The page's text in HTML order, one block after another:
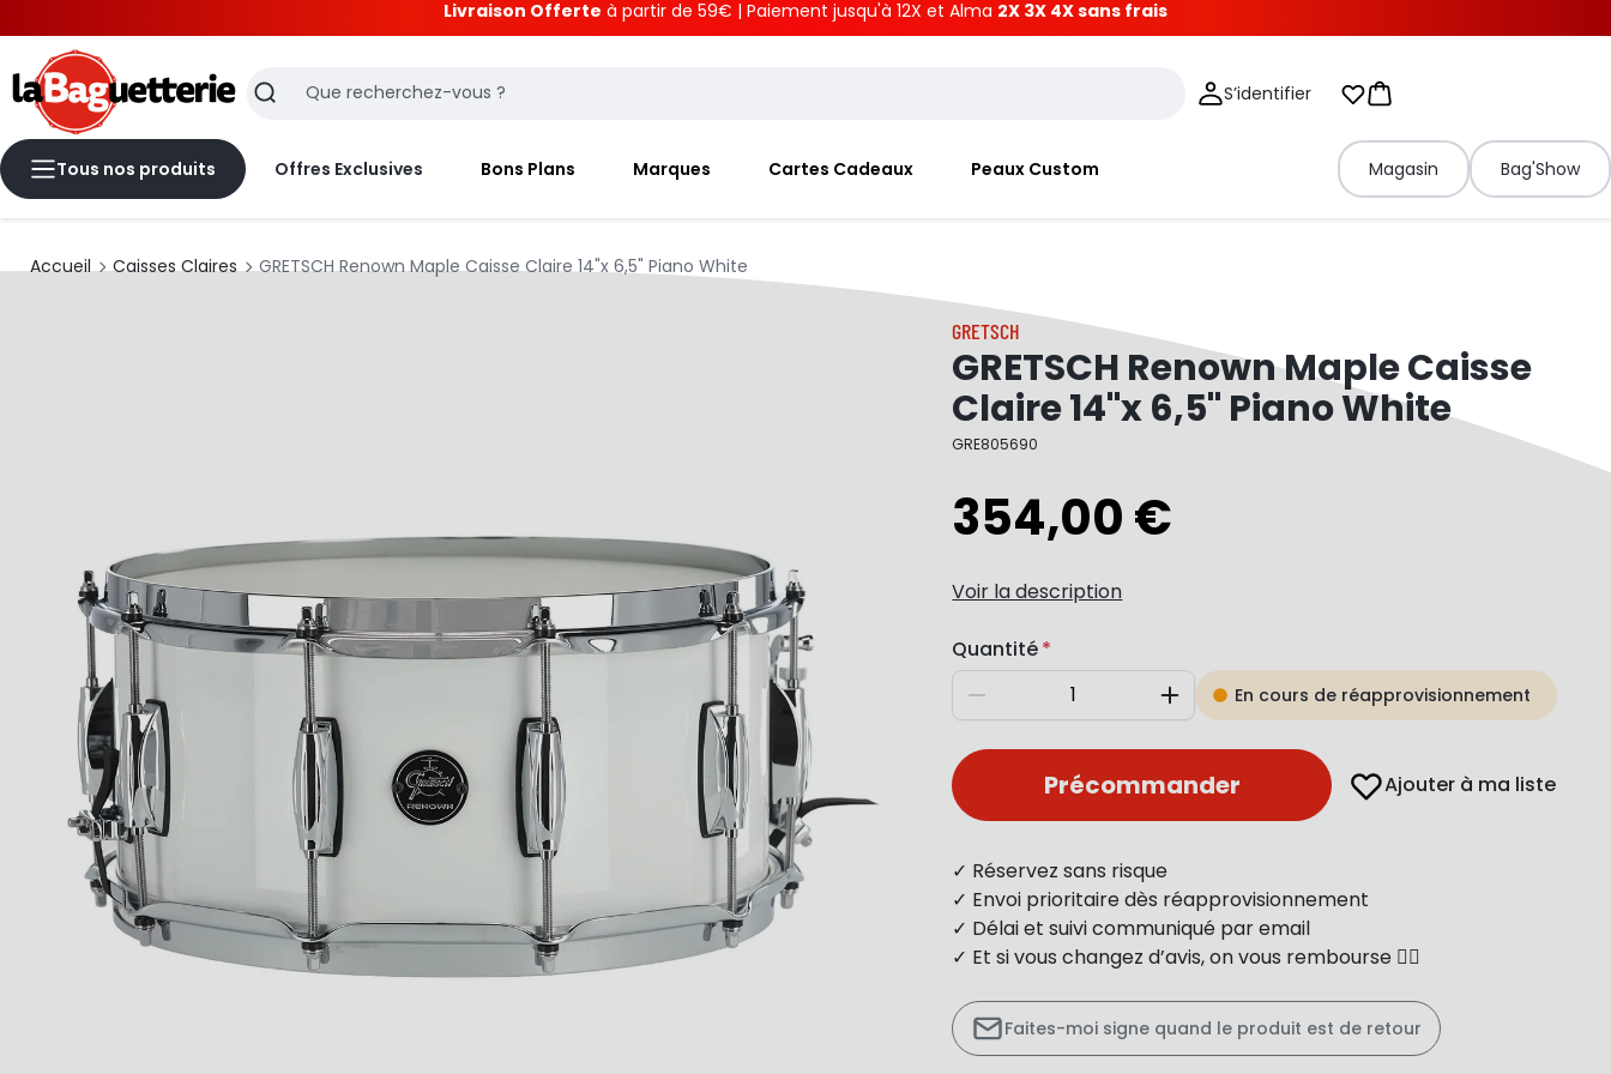
Livraison Offerte à partir de 59€ | Paiement jusqu'à 12X et Alma 2X 3X 4X sans frais
Recherche S’identifier Mes listes d'envies
Panier
Tous nos produits Offres Exclusives Bons Plans Marques Cartes Cadeaux Peaux Custom Magasin Bag'Show
Accueil Caisses Claires GRETSCH Renown Maple Caisse Claire 14"x 6,5" Piano White
GRETSCH
GRETSCH Renown Maple Caisse
Claire 14"x 6,5" Piano White
GRE805690
354,00 €
Voir la description
Quantité
Diminuer AugmenterEn cours de réapprovisionnement
Précommander Ajouter à ma liste
✓ Réservez sans risque
✓ Envoi prioritaire dès réapprovisionnement
✓ Délai et suivi communiqué par email
✓ Et si vous changez d’avis, on vous rembourse 👍🏻
Faites-moi signe quand le produit est de retour